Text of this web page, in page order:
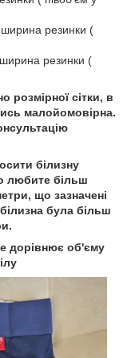
резинки (
резинки (
розмірної сітки, в
малойомовірна.
білизну
любите більш
що зазначені
була більш
дорівнює об'єму